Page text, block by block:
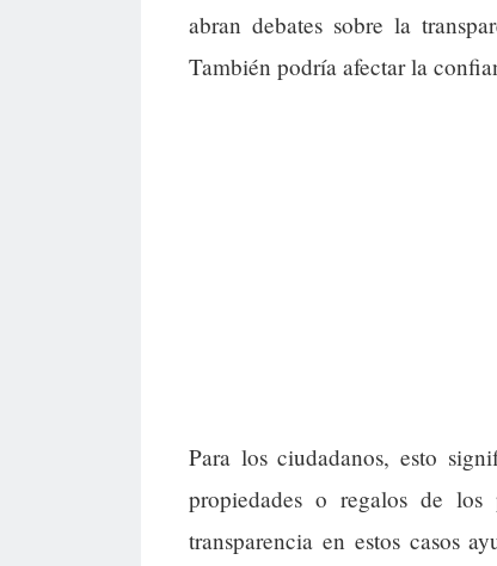
abran debates sobre la
También podría afectar la
Para los ciudadanos, esto
propiedades o regalos de
transparencia en estos casos